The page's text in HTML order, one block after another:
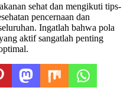
sehat dan mengikuti tips-
pencernaan dan
Ingatlah bahwa pola
aktif sangatlah penting